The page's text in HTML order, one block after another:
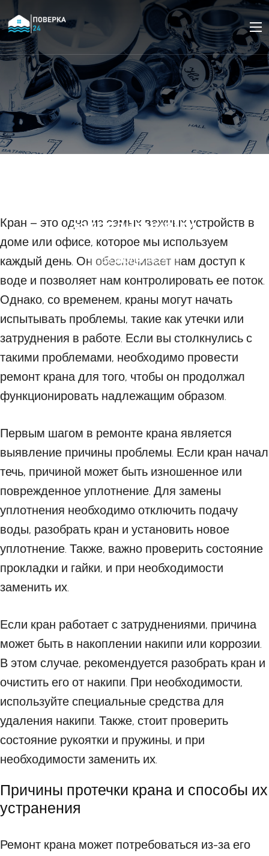
затруднениями.
08 ИЮЛЯ 2024
Кран – это одно из самых важных устройств в
доме или офисе, которое мы используем
каждый день. Он обеспечивает нам доступ к
воде и позволяет нам контролировать ее поток.
Однако, со временем, краны могут начать
испытывать проблемы, такие как утечки или
затруднения в работе. Если вы столкнулись с
такими проблемами, необходимо провести
ремонт крана для того, чтобы он продолжал
функционировать надлежащим образом.
Первым шагом в ремонте крана является
выявление причины проблемы. Если кран начал
течь, причиной может быть изношенное или
поврежденное уплотнение. Для замены
уплотнения необходимо отключить подачу
воды, разобрать кран и установить новое
уплотнение. Также, важно проверить состояние
прокладки и гайки, и при необходимости
заменить их.
Если кран работает с затруднениями, причина
может быть в накоплении накипи или коррозии.
В этом случае, рекомендуется разобрать кран и
очистить его от накипи. При необходимости,
используйте специальные средства для
удаления накипи. Также, стоит проверить
состояние рукоятки и пружины, и при
необходимости заменить их.
Причины протечки крана и способы их
устранения
Ремонт крана может потребоваться из-за его